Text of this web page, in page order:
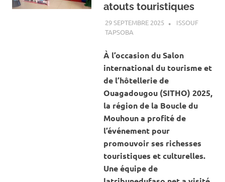
atouts touristiques
29 SEPTEMBRE 2025
ISSOUF
TAPSOBA
À l’occasion du Salon
international du tourisme et
de l’hôtellerie de
Ouagadougou (SITHO) 2025,
la région de la Boucle du
Mouhoun a profité de
l’événement pour
promouvoir ses richesses
touristiques et culturelles.
Une équipe de